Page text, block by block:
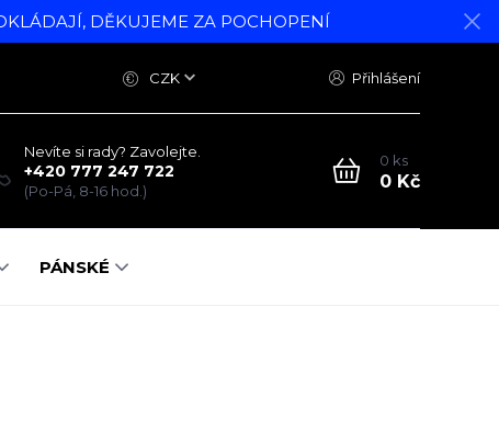
DĚKUJEME ZA POCHOPENÍ
CZK Přihlášení
Nevíte si rady? Zavolejte.
+420 777 247 722
(Po-Pá, 8-16 hod.)
0 ks
0 Kč
PÁNSKÉ